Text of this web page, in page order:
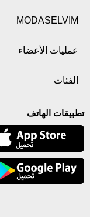
MODASELVIM
عمليات الأعضاء
الفئات
تطبيقات الهاتف